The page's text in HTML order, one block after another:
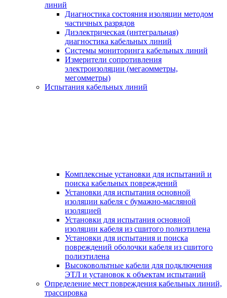
линий
Диагностика состояния изоляции методом
частичных разрядов
Диэлектрическая (интегральная)
диагностика кабельных линий
Системы мониторинга кабельных линий
Измерители сопротивления
электроизоляции (мегаомметры,
мегомметры)
Испытания кабельных линий
Комплексные установки для испытаний и
поиска кабельных повреждений
Установки для испытания основной
изоляции кабеля с бумажно-масляной
изоляцией
Установки для испытания основной
изоляции кабеля из сшитого полиэтилена
Установки для испытания и поиска
повреждений оболочки кабеля из сшитого
полиэтилена
Высоковольтные кабели для подключения
ЭТЛ и установок к объектам испытаний
Определение мест повреждения кабельных линий,
трассировка